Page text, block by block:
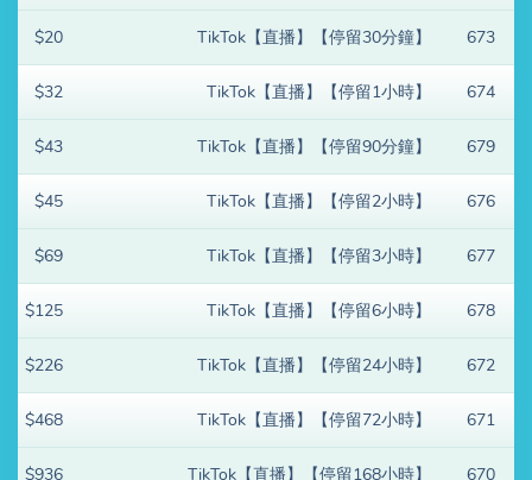
673
TikTok【直播】【停留30分鐘】
$20
674
TikTok【直播】【停留1小時】
$32
679
TikTok【直播】【停留90分鐘】
$43
676
TikTok【直播】【停留2小時】
$45
677
TikTok【直播】【停留3小時】
$69
678
TikTok【直播】【停留6小時】
$125
672
TikTok【直播】【停留24小時】
$226
671
TikTok【直播】【停留72小時】
$468
670
TikTok【直播】【停留168小時】
$936